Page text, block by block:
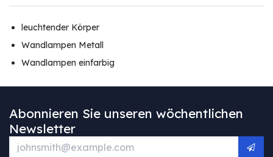
leuchtender Körper
Wandlampen Metall
Wandlampen einfarbig
Abonnieren Sie unseren wöchentlichen
Newsletter